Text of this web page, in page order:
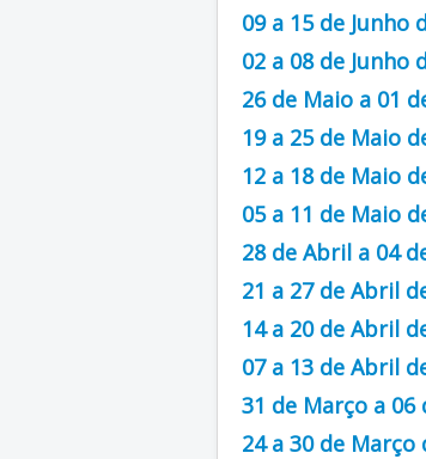
09 a 15 de Junho
02 a 08 de Junho
26 de Maio a 01
19 a 25 de Maio
12 a 18 de Maio
05 a 11 de Maio
28 de Abril a 04
21 a 27 de Abril
14 a 20 de Abril
07 a 13 de Abril
31 de Março a 06
24 a 30 de Março